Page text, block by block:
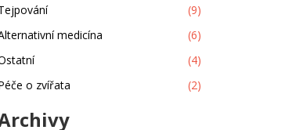
(9)
medicína
(6)
(4)
o zvířata
(2)